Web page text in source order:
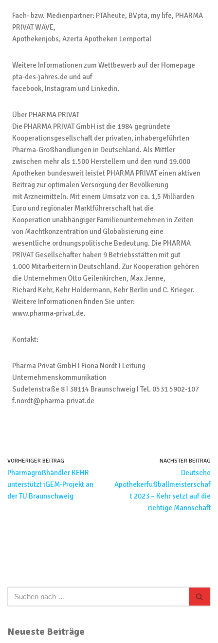
Fach- bzw. Medienpartner: PTAheute, BVpta, my life, PHARMA
PRIVAT WAVE,
Apothekenjobs, Azerta Apotheken Lernportal
Weitere Informationen zum Wettbewerb auf der Homepage
pta-des-jahres.de und auf
facebook, Instagram und Linkedin.
Über PHARMA PRIVAT
Die PHARMA PRIVAT GmbH ist die 1984 gegründete
Kooperationsgesellschaft der privaten, inhabergeführten
Pharma-Großhandlungen in Deutschland. Als Mittler
zwischen mehr als 1.500 Herstellern und den rund 19.000
Apotheken bundesweit leistet PHARMA PRIVAT einen aktiven
Beitrag zur optimalen Versorgung der Bevölkerung
mit Arzneimitteln. Mit einem Umsatz von ca. 1,5 Milliarden
Euro und regionaler Marktführerschaft hat die
Kooperation unabhängiger Familienunternehmen in Zeiten
von Machtkonzentration und Globalisierung eine
wesentliche ordnungspolitische Bedeutung. Die PHARMA
PRIVAT Gesellschafter haben 9 Betriebsstätten mit gut
1.000 Mitarbeitern in Deutschland. Zur Kooperation gehören
die Unternehmen Otto Geilenkirchen, Max Jenne,
Richard Kehr, Kehr Holdermann, Kehr Berlin und C. Krieger.
Weitere Informationen finden Sie unter:
www.pharma-privat.de.
Kontakt:
Pharma Privat GmbH I Fiona Nordt I Leitung
Unternehmenskommunikation
Sudetenstraße 8 I 38114 Braunschweig I Tel. 0531 5902-107
f.nordt@pharma-privat.de
VORHERIGER BEITRAG
Pharmagroßhändler KEHR
unterstützt iGEM-Projekt an
der TU Braunschweig
NÄCHSTER BEITRAG
Deutsche
Apothekerfußballmeisterschaf
t 2023 – Kehr setzt auf die
richtige Mannschaft
Neueste Beiträge